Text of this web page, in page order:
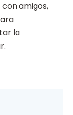
amigos,
la